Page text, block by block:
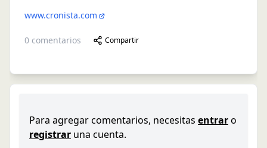
www.cronista.com
0 comentarios Compartir
Para agregar comentarios, necesitas entraro
registrar una cuenta.